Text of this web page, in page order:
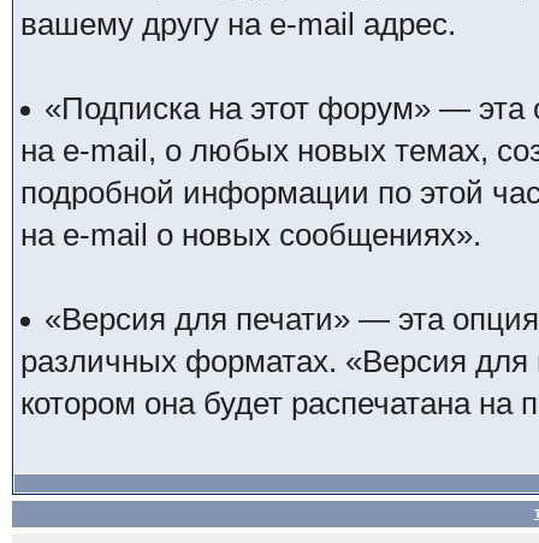
вашему другу на e-mail адрес.
«Подписка на этот форум» — эта
на e-mail, о любых новых темах,
подробной информации по этой
на e-mail о новых сообщениях».
«Версия для печати» — эта
различных форматах. «Версия для
котором она будет распечатана на